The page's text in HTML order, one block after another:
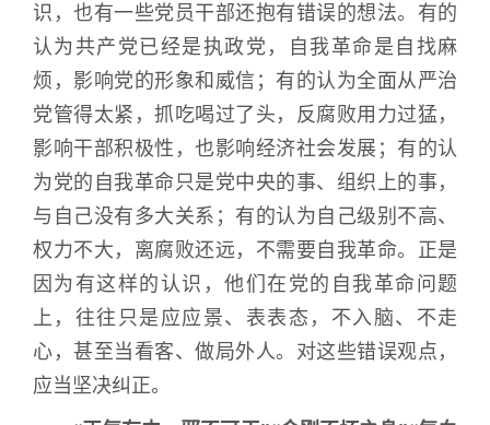
识，也有一些党员干部还抱有错误的想法。有的
认为共产党已经是执政党，自我革命是自找麻
烦，影响党的形象和威信；有的认为全面从严治
党管得太紧，抓吃喝过了头，反腐败用力过猛，
影响干部积极性，也影响经济社会发展；有的认
为党的自我革命只是党中央的事、组织上的事，
与自己没有多大关系；有的认为自己级别不高、
权力不大，离腐败还远，不需要自我革命。正是
因为有这样的认识，他们在党的自我革命问题
上，往往只是应应景、表表态，不入脑、不走
心，甚至当看客、做局外人。对这些错误观点，
应当坚决纠正。